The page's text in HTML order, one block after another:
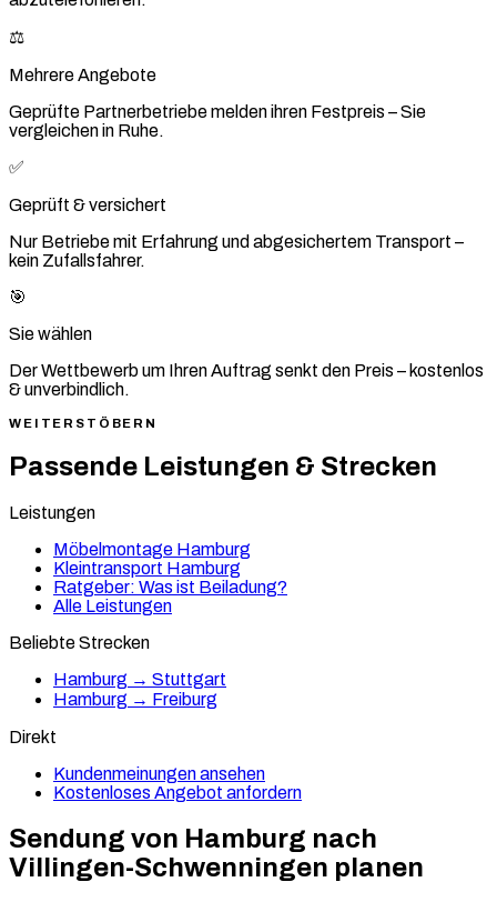
⚖️
Mehrere Angebote
Geprüfte Partnerbetriebe melden ihren Festpreis – Sie
vergleichen in Ruhe.
✅
Geprüft & versichert
Nur Betriebe mit Erfahrung und abgesichertem Transport –
kein Zufallsfahrer.
🎯
Sie wählen
Der Wettbewerb um Ihren Auftrag senkt den Preis – kostenlos
& unverbindlich.
WEITERSTÖBERN
Passende Leistungen & Strecken
Leistungen
Möbelmontage Hamburg
Kleintransport Hamburg
Ratgeber: Was ist Beiladung?
Alle Leistungen
Beliebte Strecken
Hamburg → Stuttgart
Hamburg → Freiburg
Direkt
Kundenmeinungen ansehen
Kostenloses Angebot anfordern
Sendung von Hamburg nach
Villingen-Schwenningen planen